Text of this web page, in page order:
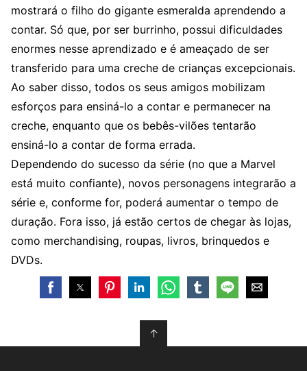
mostrará o filho do gigante esmeralda aprendendo a
contar. Só que, por ser burrinho, possui dificuldades
enormes nesse aprendizado e é ameaçado de ser
transferido para uma creche de crianças excepcionais.
Ao saber disso, todos os seus amigos mobilizam
esforços para ensiná-lo a contar e permanecer na
creche, enquanto que os bebês-vilões tentarão
ensiná-lo a contar de forma errada.
Dependendo do sucesso da série (no que a Marvel
está muito confiante), novos personagens integrarão a
série e, conforme for, poderá aumentar o tempo de
duração. Fora isso, já estão certos de chegar às lojas,
como merchandising, roupas, livros, brinquedos e
DVDs.
↑